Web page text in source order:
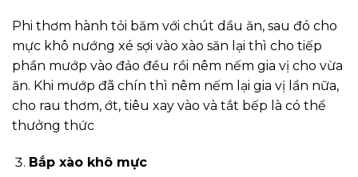
Phi thơm hành tỏi băm với chút dầu ăn, sau đó cho
mực khô nướng xé sợi vào xào săn lại thì cho tiếp
phần mướp vào đảo đều rồi nêm nếm gia vị cho vừa
ăn. Khi mướp đã chín thì nêm nếm lại gia vị lần nữa,
cho rau thơm, ớt, tiêu xay vào và tắt bếp là có thể
thưởng thức
Bắp xào khô mực